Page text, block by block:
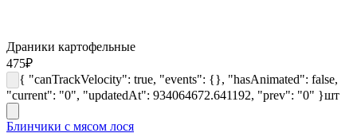
Драники картофельные
475₽
{ "canTrackVelocity": true, "events": {}, "hasAnimated": false,
"current": "0", "updatedAt": 934064672.641192, "prev": "0" }шт
Блинчики с мясом лося